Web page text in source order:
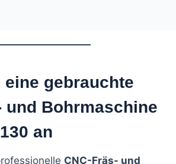
eine gebrauchte
und Bohrmaschine
an
CNC-Fräs- und